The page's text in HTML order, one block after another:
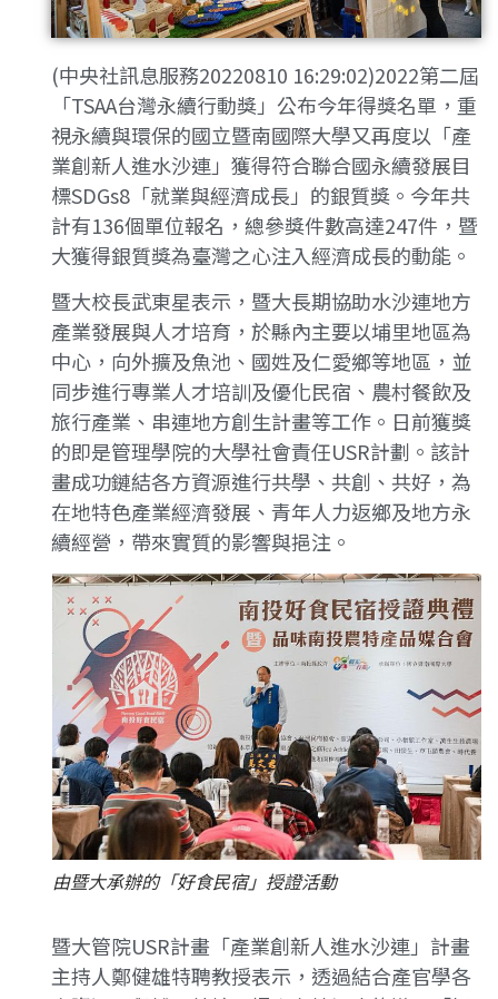
(中央社訊息服務20220810 16:29:02)2022第二屆
「TSAA台灣永續行動獎」公布今年得獎名單，重
視永續與環保的國立暨南國際大學又再度以「產
業創新人進水沙連」獲得符合聯合國永續發展目
標SDGs8「就業與經濟成長」的銀質獎。今年共
計有136個單位報名，總參獎件數高達247件，暨
大獲得銀質獎為臺灣之心注入經濟成長的動能。
暨大校長武東星表示，暨大長期協助水沙連地方
產業發展與人才培育，於縣內主要以埔里地區為
中心，向外擴及魚池、國姓及仁愛鄉等地區，並
同步進行專業人才培訓及優化民宿、農村餐飲及
旅行產業、串連地方創生計畫等工作。日前獲獎
的即是管理學院的大學社會責任USR計劃。該計
畫成功鏈結各方資源進行共學、共創、共好，為
在地特色產業經濟發展、青年人力返鄉及地方永
續經營，帶來實質的影響與挹注。
由暨大承辦的「好食民宿」授證活動
暨大管院USR計畫「產業創新人進水沙連」計畫
主持人鄭健雄特聘教授表示，透過結合產官學各